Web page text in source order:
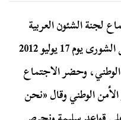
لجنة الشئون العربية
والخارجية والأمن القومي في مجلس الشورى يوم 17 يوليو 2012
وحضر الاجتماع
الوطني وقال «نحن